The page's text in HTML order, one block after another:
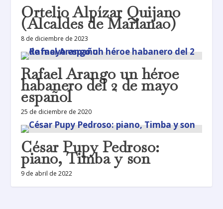
Ortelio Alpízar Quijano
(Alcaldes de Marianao)
8 de diciembre de 2023
Rafael Arango un héroe
habanero del 2 de mayo
español
25 de diciembre de 2020
César Pupy Pedroso:
piano, Timba y son
9 de abril de 2022